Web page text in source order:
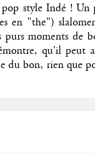
style Indé ! Un
en "the")
purs moments de
qu'il peut
du bon, rien que